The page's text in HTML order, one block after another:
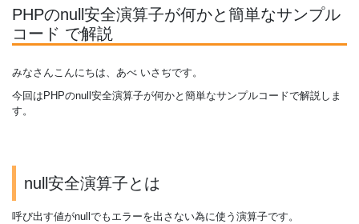
PHPのnull安全演算子が何かと簡単なサンプル
コード で解説
みなさんこんにちは、あべ いさぢです。
今回はPHPのnull安全演算子が何かと簡単なサンプルコードで解説しま
す。
null安全演算子とは
呼び出す値がnullでもエラーを出さない為に使う演算子です。